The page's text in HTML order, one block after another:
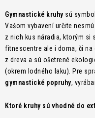
NOVINKY
O NÁS
BLOG
Gymnastické kruhy sú
Vašom vybavení určite
z nich kus náradia, ktorým si
fitnescentre ale i doma, či na
z dreva a sú ošetrené
(okrem lodného laku). Pre
gymnastické popruhy,
Ktoré kruhy sú vhodné do